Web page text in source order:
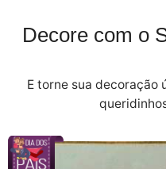
Decore com o
E torne sua decoração